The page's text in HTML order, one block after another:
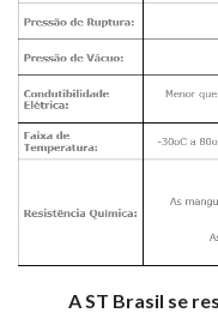
A ST Brasil se